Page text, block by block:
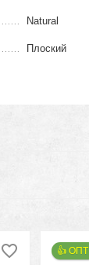
Natural
Плоский
👍 ОПТ